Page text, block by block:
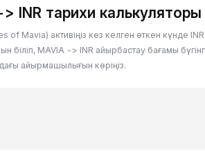
INR тарихи калькуляторы
of Mavia) активіңіз кез келген өткен күнде
біліп, MAVIA -> INR айырбастау бағамы
айырмашылығын көріңіз.